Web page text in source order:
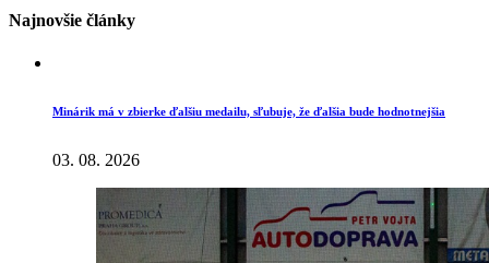
Najnovšie články
Minárik má v zbierke ďalšiu medailu, sľubuje, že ďalšia bude hodnotnejšia
03. 08. 2026